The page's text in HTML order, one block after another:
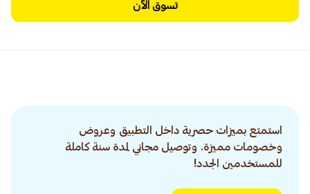
تسوق الآن
استمتع بميزات حصرية داخل التطبيق وعروض
وخصومات مميزة. وتوصيل مجاني لمدة سنة كاملة
للمستخدمين الجدد!